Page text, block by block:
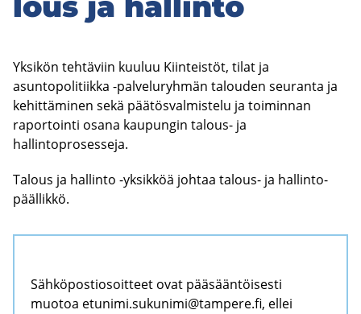
Yksikön tehtäviin kuuluu Kiinteistöt, tilat ja
asuntopolitiikka -palveluryhmän talouden seuranta ja
kehittäminen sekä päätösvalmistelu ja toiminnan
raportointi osana kaupungin talous- ja
hallintoprosesseja.
Ta­lous ja hal­lin­to -​yksikköä joh­taa talous-​ ja hal­lin­to­
pääl­lik­kö.
Sähköpostiosoitteet ovat pääsääntöisesti
muotoa etunimi.sukunimi@tampere.fi, ellei